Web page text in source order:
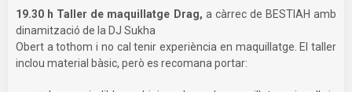
19.30 h Taller de maquillatge Drag, a càrrec de BESTIAH amb
dinamització de la DJ Sukha
Obert a tothom i no cal tenir experiència en maquillatge. El taller
inclou material bàsic, però es recomana portar: